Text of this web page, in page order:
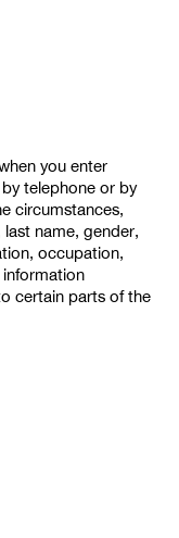
you enter
telephone or by
circumstances,
name, gender,
occupation,
certain parts of the